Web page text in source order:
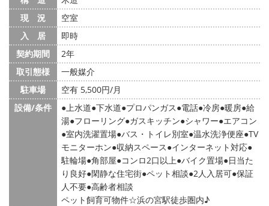
現 況
空室
入 居
即時
契約期間
2年
取引態様
一般媒介
駐車場
空有 5,500円/月
設備/条件
上水道 下水道 プロパンガス 電話 冷房 暖房 給
湯 フローリング ガスキッチン シャワー エアコン
室内洗濯置場 バス・トイレ別室 温水洗浄便座 TV
モニターホン 収納スペース インターネット対応
駐輪場 角部屋 コンロ2口以上 バイク置場 日当た
り良好 閑静な住宅街 ペット相談 2人入居可 保証
人不要 高齢者相談
ペット飼育可物件☆浜の宮駅徒歩圏内♪